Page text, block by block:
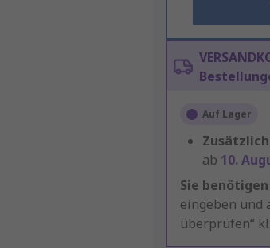
Auf Lager
Zusätzlich
ab 10.
Sie
eingeben und
überprüfen“